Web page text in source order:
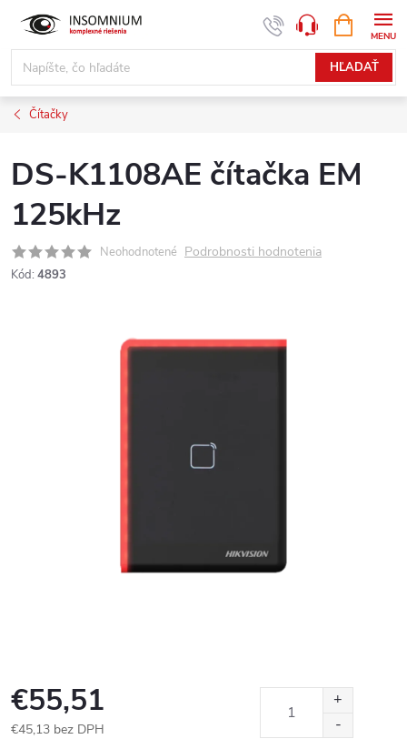
obsah
HĽADAŤ
KOŠÍK
Čítačky
DS-K1108AE čítačka EM
125kHz
Neohodnotené Podrobnosti hodnotenia
Kód: 4893
€55,51
€45,13 bez DPH
www.insomnium.sk - Chat